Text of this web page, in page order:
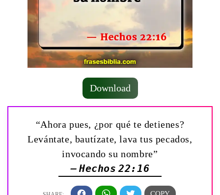
Download
“Ahora pues, ¿por qué te detienes?
Levántate, bautízate, lava tus pecados,
invocando su nombre”
— Hechos 22:16